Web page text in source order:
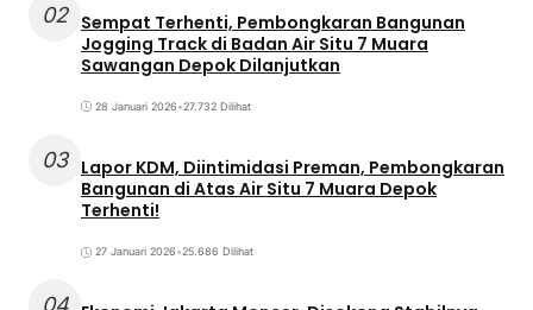
02 Sempat Terhenti, Pembongkaran Bangunan
Jogging Track di Badan Air Situ 7 Muara
Sawangan Depok Dilanjutkan
28 Januari 2026•27.732 Dilihat
03 Lapor KDM, Diintimidasi Preman, Pembongkaran
Bangunan di Atas Air Situ 7 Muara Depok
Terhenti!
27 Januari 2026•25.686 Dilihat